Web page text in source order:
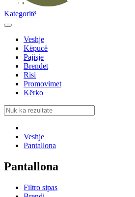
Kategoritë
Veshje
Këpucë
Pajisje
Brendet
Risi
Promovimet
Kërko
Veshje
Pantallona
Pantallona
Filtro sipas